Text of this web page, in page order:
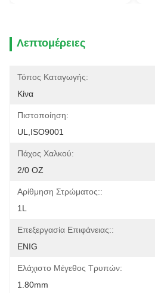
Λεπτομέρειες
Τόπος Καταγωγής:
Κίνα
Πιστοποίηση:
UL,ISO9001
Πάχος Χαλκού:
2/0 OZ
Αρίθμηση Στρώματος::
1L
Επεξεργασία Επιφάνειας::
ENIG
Ελάχιστο Μέγεθος Τρυπών:
1.80mm